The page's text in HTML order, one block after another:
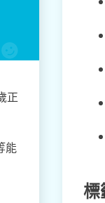
正
能
標